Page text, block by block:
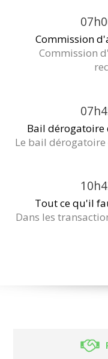
Commission
Commission
Bail dérogatoire
Le bail dérogatoire
Tout ce qu'il
Dans les